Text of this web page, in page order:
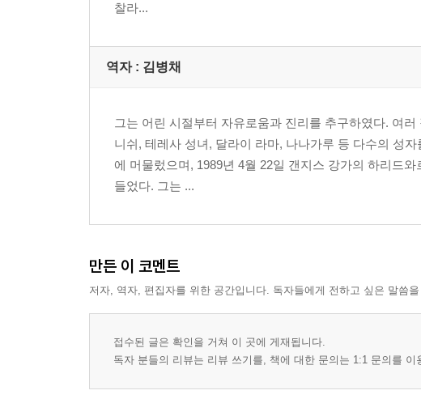
5. 존재
6. 있음
7. 그것
8. 이다
10. 투리야티타
12. 세 상태 상태
13. 갸니
16. 깨달음
찰라...
역자 : 김병채
그는 어린 시절부터 자유로움과 진리를 추구하였다. 여
니쉬, 테레사 성녀, 달라이 라마, 나나가루 등 다수의 성
에 머물렀으며, 1989년 4월 22일 갠지스 강가의 하리드
들었다. 그는 ...
만든 이 코멘트
저자, 역자, 편집자를 위한 공간입니다. 독자들에게 전하고 싶은 말씀
접수된 글은 확인을 거쳐 이 곳에 게재됩니다.
독자 분들의 리뷰는 리뷰 쓰기를, 책에 대한 문의는 1:1 문의를 이